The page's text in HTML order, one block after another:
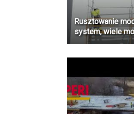
Rusztowanie
system, wiele